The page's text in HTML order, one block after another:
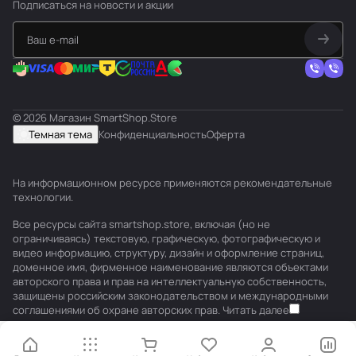
н
о
в
а
к
о
д
ц
и
о
н
е
р
а
н
у
л
а
в
и
м
е
н
н
о
м
Подписаться на новости и акции
© 2026 Магазин SmartShop.Store
Темная тема КонфиденциальностьОферта
На информационном ресурсе применяются рекомендательные
технологии.
Все ресурсы сайта smartshop.store, включая (но не
ограничиваясь) текстовую, графическую, фотографическую и
видео информацию, структуру, дизайн и оформление страниц,
доменное имя, фирменное наименование являются объектами
авторского права и прав на интеллектуальную собственность,
защищены российским законодательством и международными
соглашениями об охране авторских прав. Читать далее